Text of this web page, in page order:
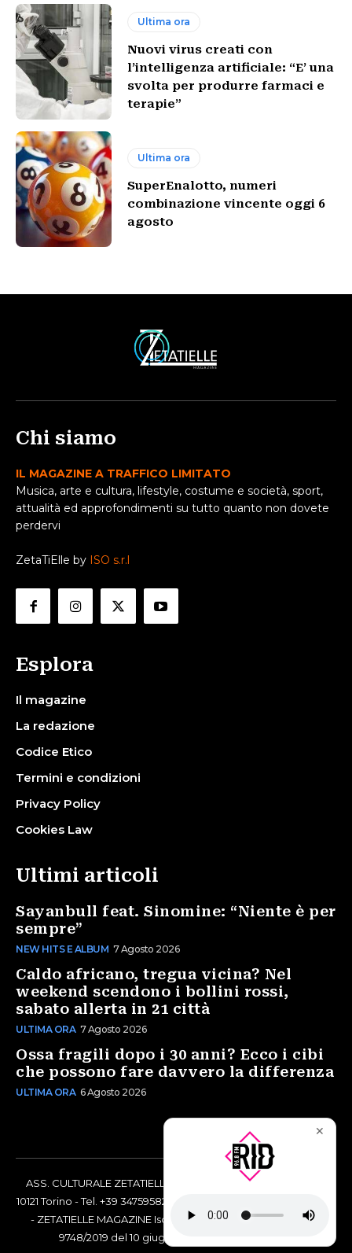
Ultima ora
Nuovi virus creati con
l’intelligenza artificiale: “E’ una
svolta per produrre farmaci e
terapie”
Ultima ora
SuperEnalotto, numeri
combinazione vincente oggi 6
agosto
Chi siamo
IL MAGAZINE A TRAFFICO LIMITATO
Musica, arte e cultura, lifestyle, costume e società, sport,
attualità ed approfondimenti su tutto quanto non dovete
perdervi
ZetaTiElle by ISO s.r.l
Esplora
Il magazine
La redazione
Codice Etico
Termini e condizioni
Privacy Policy
Cookies Law
Ultimi articoli
Sayanbull feat. Sinomine: “Niente è per
sempre”
NEW HITS E ALBUM 7 Agosto 2026
Caldo africano, tregua vicina? Nel
weekend scendono i bollini rossi,
sabato allerta in 21 città
ULTIMA ORA 7 Agosto 2026
Ossa fragili dopo i 30 anni? Ecco i cibi
che possono fare davvero la differenza
ULTIMA ORA 6 Agosto 2026
ASS. CULTURALE ZETATIELLE OFF via Vittorio Amedeo II, 21 -
10121 Torino - Tel. +39 3475958238 - Codice Fiscale 97883690014
- ZETATIELLE MAGAZINE Iscrizione al Tribunale di Torino n°
9748/2019 del 10 giugno 2019 - RG n. 16073/2019
✕